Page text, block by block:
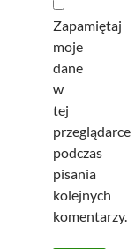
Zapamiętaj
moje
dane
w
tej
przeglądarce
podczas
pisania
kolejnych
komentarzy.